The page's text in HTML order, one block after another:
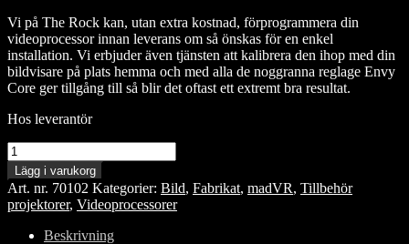
Vi på The Rock kan, utan extra kostnad, förprogrammera din
videoprocessor innan leverans om så önskas för en enkel
installation. Vi erbjuder även tjänsten att kalibrera den ihop med din
bildvisare på plats hemma och med alla de noggranna reglage Envy
Core ger tillgång till så blir det oftast ett extremt bra resultat.
Hos leverantör
madVR
Envy
Core
Mk1,
Videoprocessor
mängd
Lägg i varukorg
Art. nr. 70102 Kategorier: Bild, Fabrikat, madVR, Tillbehör
projektorer, Videoprocessorer
Beskrivning